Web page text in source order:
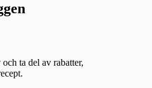
ta del av rabatter,